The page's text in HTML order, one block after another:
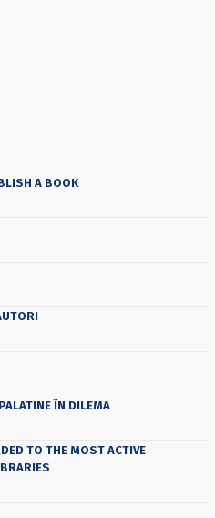
A BOOK
ÎN DILEMA
TO THE MOST ACTIVE